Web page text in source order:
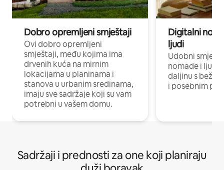
Dobro opremljeni smještaji
Ovi dobro opremljeni
smještaji, među kojima ima
drvenih kuća na mirnim
lokacijama u planinama i
stanova u urbanim sredinama,
imaju sve sadržaje koji su vam
potrebni u vašem domu.
Digitalni
ljudi
Udobni
nomade i ljude
daljinu s
i posebnim
Sadržaji i prednosti za one koji planiraju